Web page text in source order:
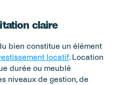
claire
bien constitue un élément
locatif. Location
durée ou meublé